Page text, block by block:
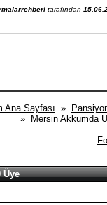
tarafından
Ana Sayfası »
» Mersin Akkumda